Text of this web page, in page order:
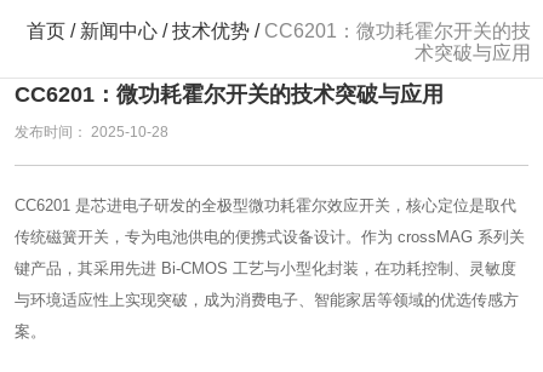
首页 / 新闻中心 /技术优势 / CC6201：微功耗霍尔开关的技
术突破与应用
CC6201：微功耗霍尔开关的技术突破与应用
发布时间： 2025-10-28
CC6201 是芯进电子研发的全极型微功耗霍尔效应开关，核心定位是取代
传统磁簧开关，专为电池供电的便携式设备设计。作为 crossMAG 系列关
键产品，其采用先进 Bi-CMOS 工艺与小型化封装，在功耗控制、灵敏度
与环境适应性上实现突破，成为消费电子、智能家居等领域的优选传感方
案。